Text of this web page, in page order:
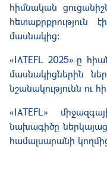
հիմնական
հետաքրքրություն
մասնակից։
«IATEFL 2025»-ը
մասնակիցներին
նշանակությունն ու
«IATEFL»
նախագիծը
համալսարանի